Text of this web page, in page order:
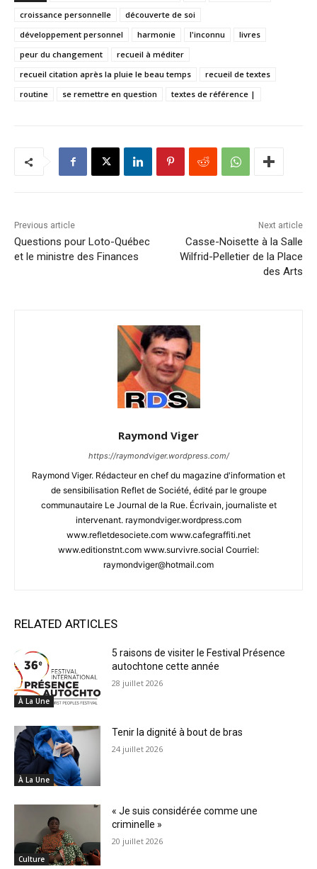
croissance personnelle
découverte de soi
développement personnel
harmonie l'inconnu
livres
peur du changement
recueil à méditer
recueil citation après la pluie le beau temps
recueil de textes
routine
se remettre en question textes de référence |
Previous article
Questions pour Loto-Québec
et le ministre des Finances
Next article
Casse-Noisette à la Salle
Wilfrid-Pelletier de la Place
des Arts
Raymond Viger
https://raymondviger.wordpress.com/
Raymond Viger. Rédacteur en chef du magazine d'information et
de sensibilisation Reflet de Société, édité par le groupe
communautaire Le Journal de la Rue. Écrivain, journaliste et
intervenant. raymondviger.wordpress.com
www.refletdesociete.com www.cafegraffiti.net
www.editionstnt.com www.survivre.social Courriel:
raymondviger@hotmail.com
RELATED ARTICLES
À La Une
5 raisons de visiter le Festival Présence
autochtone cette année
28 juillet 2026
À La Une
Tenir la dignité à bout de bras
24 juillet 2026
Culture
« Je suis considérée comme une
criminelle »
20 juillet 2026